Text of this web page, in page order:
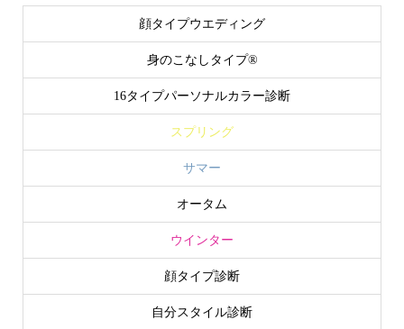
顔タイプウエディング
身のこなしタイプ®
16タイプパーソナルカラー診断
スプリング
サマー
オータム
ウインター
顔タイプ診断
自分スタイル診断